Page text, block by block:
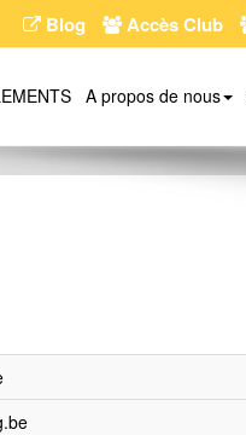
Blog Accès Club
A propos de nous